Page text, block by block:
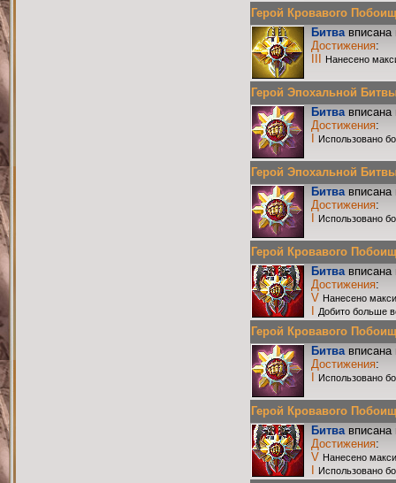
Герой Кровавого
Битвавписана
Достижения:
Нанесено
Герой Эпохальной
Битвавписана
Достижения:
Использовано
Герой Эпохальной
Битвавписана
Достижения:
Использовано
Герой Кровавого
Битвавписана
Достижения:
V Нанесено
Добито больше
Герой Кровавого
Битвавписана
Достижения:
Использовано
Герой Кровавого
Битвавписана
Достижения:
V Нанесено
Использовано